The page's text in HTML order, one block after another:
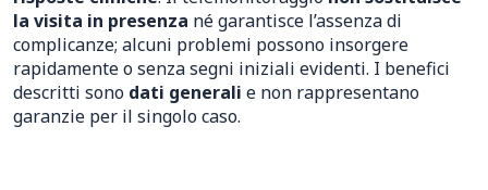
la visita in presenza né garantisce l’assenza di
complicanze; alcuni problemi possono insorgere
rapidamente o senza segni iniziali evidenti. I benefici
descritti sono dati generali e non rappresentano
garanzie per il singolo caso.